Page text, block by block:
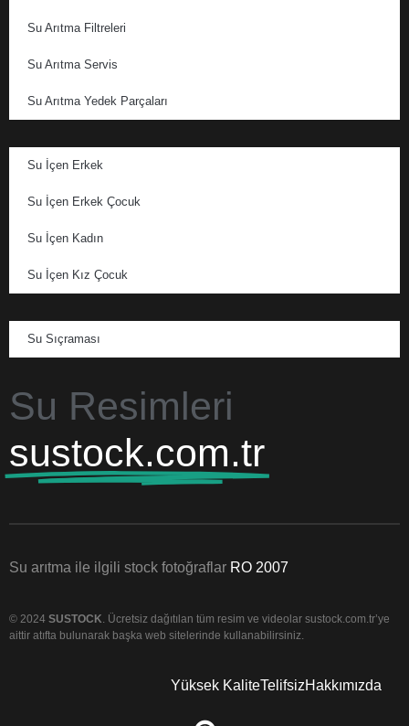
Su Arıtma Filtreleri
Su Arıtma Servis
Su Arıtma Yedek Parçaları
Su İçen Erkek
Su İçen Erkek Çocuk
Su İçen Kadın
Su İçen Kız Çocuk
Su Sıçraması
Su Resimleri
sustock.com.tr
Su arıtma ile ilgili stock fotoğraflar RO 2007
© 2024 SUSTOCK . Ücretsiz dağıtılan tüm resim ve videolar sustock.com.tr’ye
aittir atıfta bulunarak başka web sitelerinde kullanabilirsiniz.
Yüksek KaliteTelifsizHakkımızda